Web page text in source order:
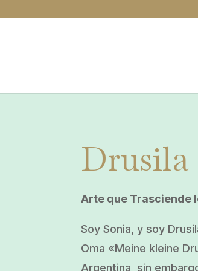
Drusila
Arte que Trasciende
Soy Sonia, y soy
Oma «Meine kleine
Argentina, sin